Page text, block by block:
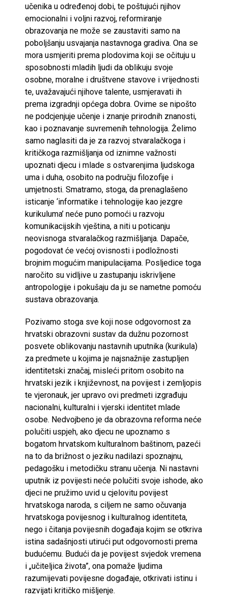
učenika u određenoj dobi, te poštujući njihov
emocionalni i voljni razvoj, reformiranje
obrazovanja ne može se zaustaviti samo na
poboljšanju usvajanja nastavnoga gradiva. Ona se
mora usmjeriti prema plodovima koji se očituju u
sposobnosti mladih ljudi da oblikuju svoje
osobne, moralne i društvene stavove i vrijednosti
te, uvažavajući njihove talente, usmjeravati ih
prema izgradnji općega dobra. Ovime se nipošto
ne podcjenjuje učenje i znanje prirodnih znanosti,
kao i poznavanje suvremenih tehnologija. Želimo
samo naglasiti da je za razvoj stvaralačkoga i
kritičkoga razmišljanja od iznimne važnosti
upoznati djecu i mlade s ostvarenjima ljudskoga
uma i duha, osobito na području filozofije i
umjetnosti. Smatramo, stoga, da prenaglašeno
isticanje ‘informatike i tehnologije kao jezgre
kurikuluma’ neće puno pomoći u razvoju
komunikacijskih vještina, a niti u poticanju
neovisnoga stvaralačkog razmišljanja. Dapače,
pogodovat će većoj ovisnosti i podložnosti
brojnim mogućim manipulacijama. Posljedice toga
naročito su vidljive u zastupanju iskrivljene
antropologije i pokušaju da ju se nametne pomoću
sustava obrazovanja.
Pozivamo stoga sve koji nose odgovornost za
hrvatski obrazovni sustav da dužnu pozornost
posvete oblikovanju nastavnih uputnika (kurikula)
za predmete u kojima je najsnažnije zastupljen
identitetski značaj, misleći pritom osobito na
hrvatski jezik i književnost, na povijest i zemljopis
te vjeronauk, jer upravo ovi predmeti izgrađuju
nacionalni, kulturalni i vjerski identitet mlade
osobe. Nedvojbeno je da obrazovna reforma neće
polučiti uspjeh, ako djecu ne upoznamo s
bogatom hrvatskom kulturalnom baštinom, pazeći
na to da brižnost o jeziku nadilazi spoznajnu,
pedagošku i metodičku stranu učenja. Ni nastavni
uputnik iz povijesti neće polučiti svoje ishode, ako
djeci ne pružimo uvid u cjelovitu povijest
hrvatskoga naroda, s ciljem ne samo očuvanja
hrvatskoga povijesnog i kulturalnog identiteta,
nego i čitanja povijesnih događaja kojim se otkriva
istina sadašnjosti utirući put odgovornosti prema
budućemu. Budući da je povijest svjedok vremena
i „učiteljica života”, ona pomaže ljudima
razumijevati povijesne događaje, otkrivati istinu i
razvijati kritičko mišljenje.